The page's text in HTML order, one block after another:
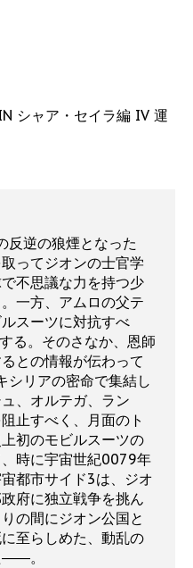
シャア・セイラ編 IV 運
反逆の狼煙となった
ってジオンの士官学
不思議な力を持つ少
一方、アムロの父テ
スーツに対抗すべ
る。そのさなか、恩師
との情報が伝わって
シリアの密命で集結し
、オルテガ、ラン
止すべく、月面のト
初のモビルスーツの
時に宇宙世紀0079年
都市サイド3は、ジオ
府に独立戦争を挑ん
の間にジオン公国と
至らしめた、動乱の
――。